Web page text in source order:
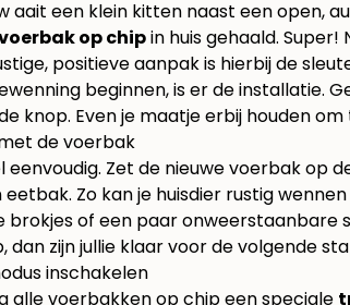
op chipin huis gehaald.
positieve aanpak is hierbij de
beginnen, is er de installatie.
knop. Even je maatje erbij houden
de voerbak
eenvoudig. Zet de nieuwe voerbak
Zo kan je huisdier rustig
brokjes of een paar onweerstaanbare
dan zijn jullie klaar voor de volgende
inschakelen
alle voerbakken op chip een speciale